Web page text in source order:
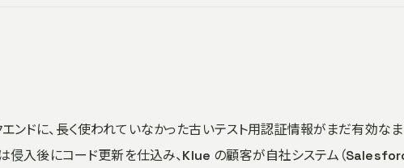
ンドに、長く使われていなかった古いテスト用認証情報がまだ有効な
は侵入後にコード更新を仕込み、Klue の顧客が自社システム（